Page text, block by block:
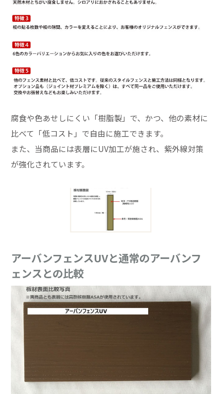
腐食や色あせしにくい「樹脂製」で、かつ、他の素材に
比べて「低コスト」で自由に施工できます。
また、当商品には表層にUV加工が施され、紫外線対策
が強化されています。
アーバンフェンスUVと通常のアーバンフ
ェンスとの比較